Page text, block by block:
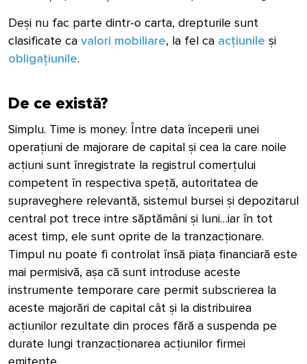
Deși nu fac parte dintr-o carta, drepturile sunt
clasificate ca valori mobiliare, la fel ca acțiunile și
obligațiunile.
De ce există?
Simplu. Time is money. Între data începerii unei
operațiuni de majorare de capital și cea la care noile
acțiuni sunt înregistrate la registrul comerțului
competent în respectiva speță, autoritatea de
supraveghere relevantă, sistemul bursei și depozitarul
central pot trece intre săptămâni și luni…iar în tot
acest timp, ele sunt oprite de la tranzacționare.
Timpul nu poate fi controlat însă piața financiară este
mai permisivă, așa că sunt introduse aceste
instrumente temporare care permit subscrierea la
aceste majorări de capital cât și la distribuirea
acțiunilor rezultate din proces fără a suspenda pe
durate lungi tranzacționarea acțiunilor firmei